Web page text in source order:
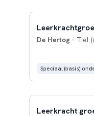
De Hertog - Tiel
Speciaal (basis)
Leerkracht